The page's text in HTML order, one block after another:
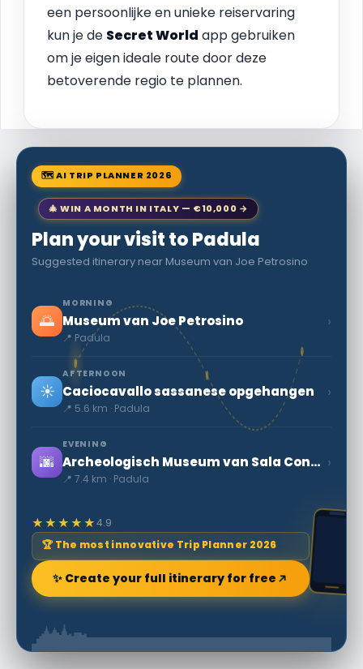
een persoonlijke en unieke reiservaring
kun je de Secret World app gebruiken
om je eigen ideale route door deze
betoverende regio te plannen.
🗺 AI TRIP PLANNER 2026
🎄 WIN A MONTH IN ITALY — €10,000 →
Plan your visit to Padula
Suggested itinerary near Museum van Joe Petrosino
🌅
MORNING
Museum van Joe Petrosino
📍 Padula
›
☀️
AFTERNOON
Caciocavallo sassanese opgehangen
📍 5.6 km · Padula
›
🌆
EVENING
Archeologisch Museum van Sala Consilina
📍 7.4 km · Padula
›
★★★★★4.9
🏆 The most innovative Trip Planner 2026
✨ Create your full itinerary for free